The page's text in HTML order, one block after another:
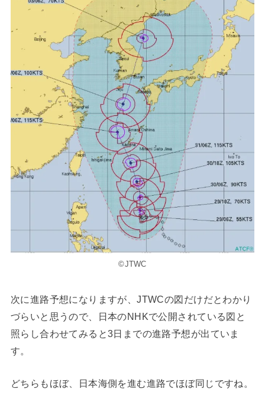
©JTWC
次に進路予想になりますが、JTWCの図だけだとわかり
づらいと思うので、日本のNHKで公開されている図と
照らし合わせてみると3日までの進路予想が出ていま
す。
どちらもほぼ、日本海側を進む進路でほぼ同じですね。